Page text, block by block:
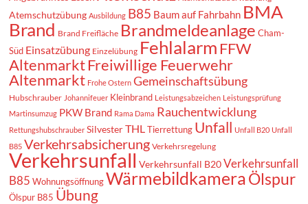
Atemschutzübung Ausbildung B85 Baum auf Fahrbahn BMA
Brand Brand Freifläche Brandmeldeanlage Cham-
Süd Einsatzübung Einzelübung Fehlalarm FFW
AltenmarktFreiwillige Feuerwehr
Altenmarkt Frohe Ostern Gemeinschaftsübung
Hubschrauber Johannifeuer Kleinbrand Leistungsabzeichen Leistungsprüfung
Martinsumzug PKW Brand Rama Dama Rauchentwicklung
Rettungshubschrauber Silvester THL Tierrettung Unfall Unfall B20 Unfall
B85 Verkehrsabsicherung Verkehrsregelung
Verkehrsunfall Verkehrsunfall B20 Verkehrsunfall
B85 Wohnungsöffnung WärmebildkameraÖlspur
Ölspur B85 Übung